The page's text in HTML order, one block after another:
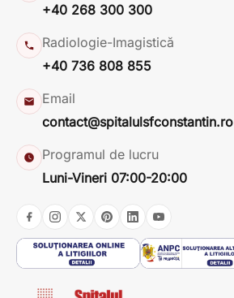
+40 268 300 300
Radiologie-Imagistică
+40 736 808 855
Email
contact@spitalulsfconstantin.ro
Programul de lucru
Luni-Vineri 07:00-20:00